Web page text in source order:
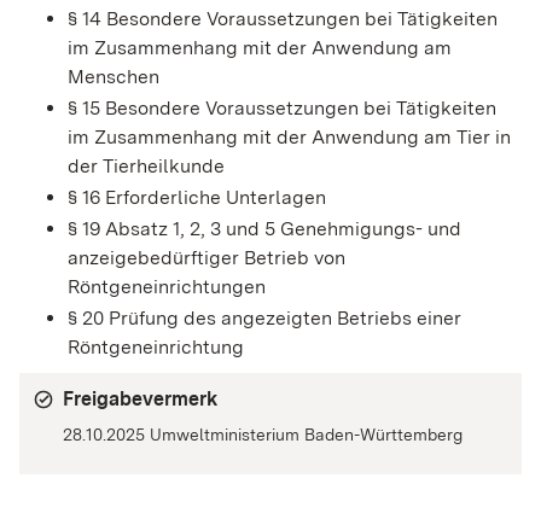
§ 14 Besondere Voraussetzungen bei Tätigkeiten
im Zusammenhang mit der Anwendung am
Menschen
§ 15 Besondere Voraussetzungen bei Tätigkeiten
im Zusammenhang mit der Anwendung am Tier in
der Tierheilkunde
§ 16 Erforderliche Unterlagen
§ 19 Absatz 1, 2, 3 und 5 Genehmigungs- und
anzeigebedürftiger Betrieb von
Röntgeneinrichtungen
§ 20 Prüfung des angezeigten Betriebs einer
Röntgeneinrichtung
Freigabevermerk
28.10.2025 Umweltministerium Baden-Württemberg